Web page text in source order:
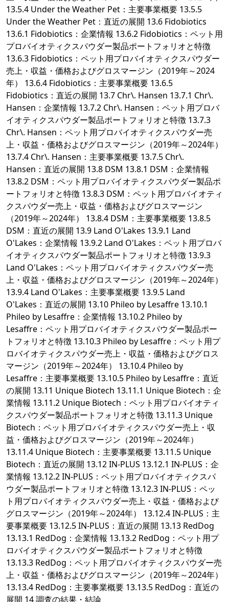
13.5.4 Under the Weather Pet：主要事業概要 13.5.5
Under the Weather Pet：直近の展開 13.6 Fidobiotics
13.6.1 Fidobiotics：企業情報 13.6.2 Fidobiotics：ペット用
プロバイオティクスパウダー製品ポートフォリオと特徴
13.6.3 Fidobiotics：ペット用プロバイオティクスパウダー
売上・収益・価格およびグロスマージン（2019年～2024
年） 13.6.4 Fidobiotics：主要事業概要 13.6.5
Fidobiotics：直近の展開 13.7 Chr\. Hansen 13.7.1 Chr\.
Hansen：企業情報 13.7.2 Chr\. Hansen：ペット用プロバ
イオティクスパウダー製品ポートフォリオと特徴 13.7.3
Chr\. Hansen：ペット用プロバイオティクスパウダー売
上・収益・価格およびグロスマージン（2019年～2024年）
13.7.4 Chr\. Hansen：主要事業概要 13.7.5 Chr\.
Hansen：直近の展開 13.8 DSM 13.8.1 DSM：企業情報
13.8.2 DSM：ペット用プロバイオティクスパウダー製品ポ
ートフォリオと特徴 13.8.3 DSM：ペット用プロバイオティ
クスパウダー売上・収益・価格およびグロスマージン
（2019年～2024年） 13.8.4 DSM：主要事業概要 13.8.5
DSM：直近の展開 13.9 Land O'Lakes 13.9.1 Land
O'Lakes：企業情報 13.9.2 Land O'Lakes：ペット用プロバ
イオティクスパウダー製品ポートフォリオと特徴 13.9.3
Land O'Lakes：ペット用プロバイオティクスパウダー売
上・収益・価格およびグロスマージン（2019年～2024年）
13.9.4 Land O'Lakes：主要事業概要 13.9.5 Land
O'Lakes：直近の展開 13.10 Phileo by Lesaffre 13.10.1
Phileo by Lesaffre：企業情報 13.10.2 Phileo by
Lesaffre：ペット用プロバイオティクスパウダー製品ポー
トフォリオと特徴 13.10.3 Phileo by Lesaffre：ペット用プ
ロバイオティクスパウダー売上・収益・価格およびグロス
マージン（2019年～2024年） 13.10.4 Phileo by
Lesaffre：主要事業概要 13.10.5 Phileo by Lesaffre：直近
の展開 13.11 Unique Biotech 13.11.1 Unique Biotech：企
業情報 13.11.2 Unique Biotech：ペット用プロバイオティ
クスパウダー製品ポートフォリオと特徴 13.11.3 Unique
Biotech：ペット用プロバイオティクスパウダー売上・収
益・価格およびグロスマージン（2019年～2024年）
13.11.4 Unique Biotech：主要事業概要 13.11.5 Unique
Biotech：直近の展開 13.12 IN-PLUS 13.12.1 IN-PLUS：企
業情報 13.12.2 IN-PLUS：ペット用プロバイオティクスパ
ウダー製品ポートフォリオと特徴 13.12.3 IN-PLUS：ペッ
ト用プロバイオティクスパウダー売上・収益・価格および
グロスマージン（2019年～2024年） 13.12.4 IN-PLUS：主
要事業概要 13.12.5 IN-PLUS：直近の展開 13.13 RedDog
13.13.1 RedDog：企業情報 13.13.2 RedDog：ペット用プ
ロバイオティクスパウダー製品ポートフォリオと特徴
13.13.3 RedDog：ペット用プロバイオティクスパウダー売
上・収益・価格およびグロスマージン（2019年～2024年）
13.13.4 RedDog：主要事業概要 13.13.5 RedDog：直近の
展開 14 調査の結果・結論